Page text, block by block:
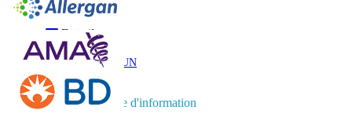
Appel
E-mail
TÉLÉCHARGER UN
EXEMPLE
Abonnez-vous à la lettre d'information